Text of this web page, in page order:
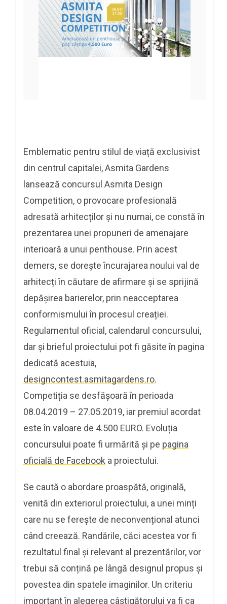
Emblematic pentru stilul de viață exclusivist
din centrul capitalei, Asmita Gardens
lansează concursul Asmita Design
Competition, o provocare profesională
adresată arhitecților și nu numai, ce constă în
prezentarea unei propuneri de amenajare
interioară a unui penthouse. Prin acest
demers, se dorește încurajarea noului val de
arhitecți în căutare de afirmare și se sprijină
depășirea barierelor, prin neacceptarea
conformismului în procesul creației.
Regulamentul oficial, calendarul concursului,
dar și brieful proiectului pot fi găsite în pagina
dedicată acestuia,
designcontest.asmitagardens.ro.
Competiția se desfășoară în perioada
08.04.2019 – 27.05.2019, iar premiul acordat
este în valoare de 4.500 EURO. Evoluția
concursului poate fi urmărită și pe pagina
oficială de Facebook a proiectului.
Se caută o abordare proaspătă, originală,
venită din exteriorul proiectului, a unei minți
care nu se ferește de neconvențional atunci
când creează. Randările, căci acestea vor fi
rezultatul final și relevant al prezentărilor, vor
trebui să conțină pe lângă designul propus și
povestea din spatele imaginilor. Un criteriu
important în alegerea câștigătorului va fi ca